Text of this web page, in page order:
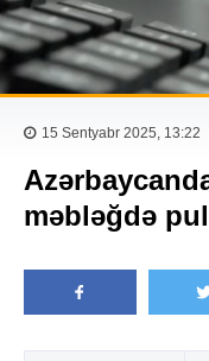
15 Sentyabr 2025, 13:22
məbləğdə